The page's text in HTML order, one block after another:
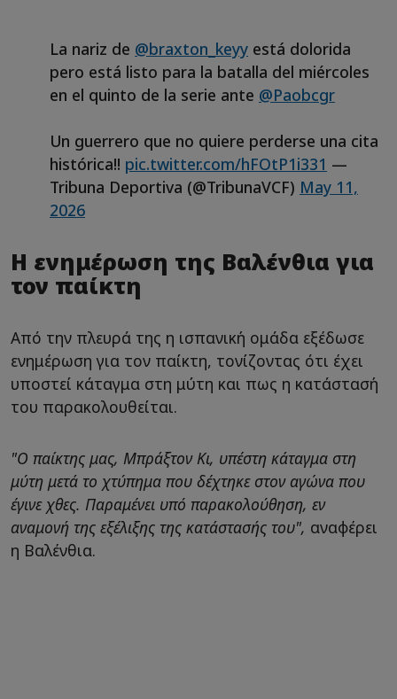
La nariz de @braxton_keyy está dolorida
pero está listo para la batalla del miércoles
en el quinto de la serie ante @Paobcgr
Un guerrero que no quiere perderse una cita
histórica!! pic.twitter.com/hFOtP1i331 —
Tribuna Deportiva (@TribunaVCF) May 11,
2026
Η ενημέρωση της Βαλένθια για
τον παίκτη
Από την πλευρά της η ισπανική ομάδα εξέδωσε
ενημέρωση για τον παίκτη, τονίζοντας ότι έχει
υποστεί κάταγμα στη μύτη και πως η κατάστασή
του παρακολουθείται.
"Ο παίκτης μας, Μπράξτον Κι, υπέστη κάταγμα στη
μύτη μετά το χτύπημα που δέχτηκε στον αγώνα που
έγινε χθες. Παραμένει υπό παρακολούθηση, εν
αναμονή της εξέλιξης της κατάστασής του", αναφέρει
η Βαλένθια.